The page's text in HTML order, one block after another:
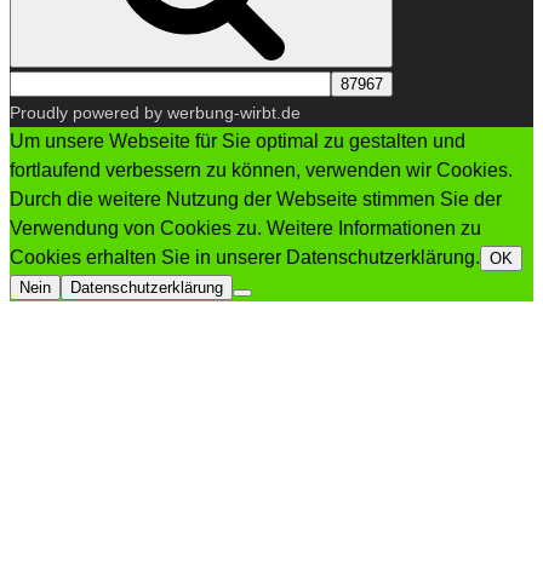
Proudly powered by werbung-wirbt.de
Um unsere Webseite für Sie optimal zu gestalten und
fortlaufend verbessern zu können, verwenden wir Cookies.
Durch die weitere Nutzung der Webseite stimmen Sie der
Verwendung von Cookies zu. Weitere Informationen zu
Cookies erhalten Sie in unserer Datenschutzerklärung. OK
Nein
Datenschutzerklärung